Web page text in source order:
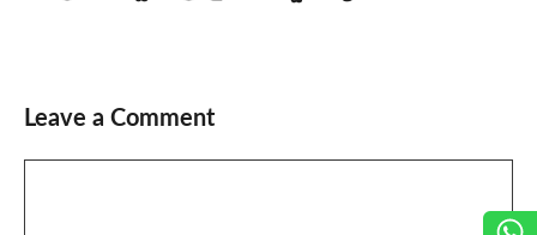
Leave a Comment